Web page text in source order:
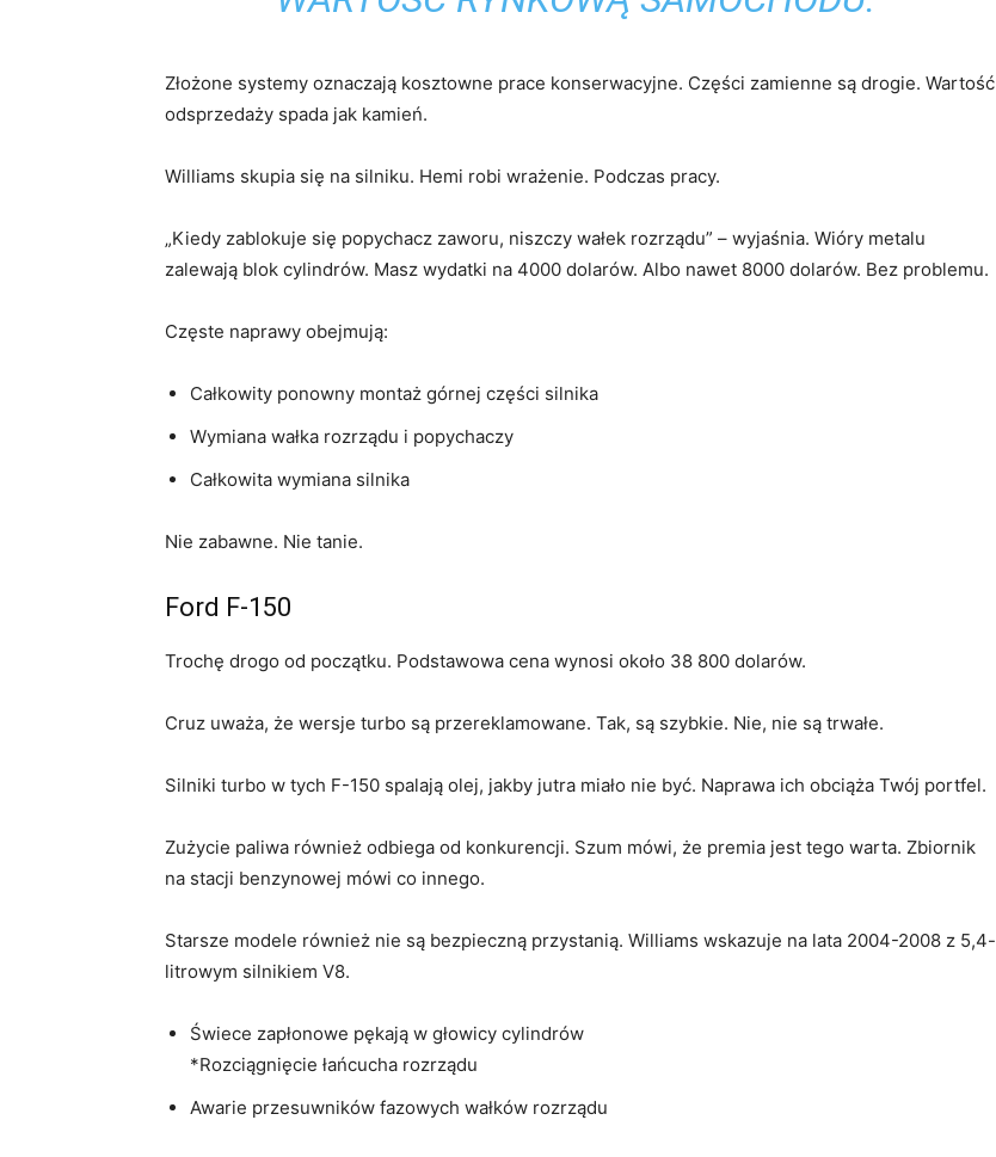
Złożone systemy oznaczają kosztowne prace konserwacyjne. Części zamienne są drogie. Wartość
odsprzedaży spada jak kamień.
Williams skupia się na silniku. Hemi robi wrażenie. Podczas pracy.
„Kiedy zablokuje się popychacz zaworu, niszczy wałek rozrządu” – wyjaśnia. Wióry metalu
zalewają blok cylindrów. Masz wydatki na 4000 dolarów. Albo nawet 8000 dolarów. Bez problemu.
Częste naprawy obejmują:
Całkowity ponowny montaż górnej części silnika
Wymiana wałka rozrządu i popychaczy
Całkowita wymiana silnika
Nie zabawne. Nie tanie.
Ford F-150
Trochę drogo od początku. Podstawowa cena wynosi około 38 800 dolarów.
Cruz uważa, że ​​wersje turbo są przereklamowane. Tak, są szybkie. Nie, nie są trwałe.
Silniki turbo w tych F-150 spalają olej, jakby jutra miało nie być. Naprawa ich obciąża Twój portfel.
Zużycie paliwa również odbiega od konkurencji. Szum mówi, że premia jest tego warta. Zbiornik
na stacji benzynowej mówi co innego.
Starsze modele również nie są bezpieczną przystanią. Williams wskazuje na lata 2004-2008 z 5,4-
litrowym silnikiem V8.
Świece zapłonowe pękają w głowicy cylindrów
*Rozciągnięcie łańcucha rozrządu
Awarie przesuwników fazowych wałków rozrządu